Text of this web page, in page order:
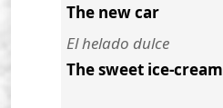
The new car
El helado dulce
The sweet ice-cream